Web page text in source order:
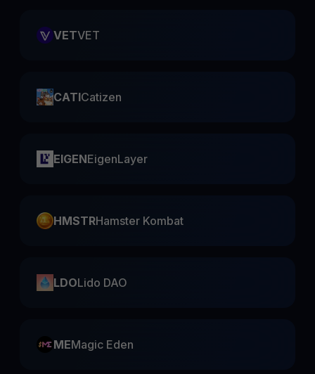
VETVET
CATICatizen
EIGENEigenLayer
HMSTRHamster Kombat
LDOLido DAO
MEMagic Eden